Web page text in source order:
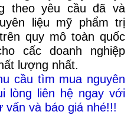
theo yêu cầu đã và
liệu mỹ phẩm trị
quy mô toàn quốc
cấc doanh nghiệp
lượng nhất.
cầu tìm mua nguyên
lòng liên hệ ngay với
và báo giá nhé!!!